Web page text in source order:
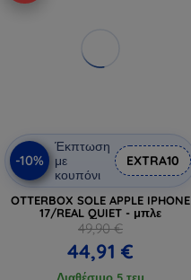
-10%
Έκπτωση
με
κουπόνι
EXTRA10
OTTERBOX SOLE APPLE IPHONE
17/REAL QUIET - μπλε
49,90 €
44,91 €
Διαθέσιμο 5 τεμ